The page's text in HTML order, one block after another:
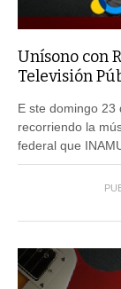
Unísono con
Televisión
E ste domingo 23
recorriendo la
federal que